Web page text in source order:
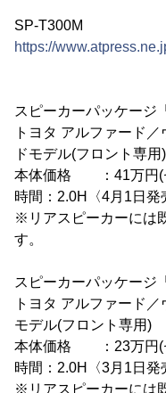
SP-T300M
https://
スピーカーパッケージ
トヨタ アルファード
ドモデル(フロント専用)
本体価格 ：41万円(
時間：2.0H〈4月1日発
※リアスピーカーには
す。
スピーカーパッケージ
トヨタ アルファード
モデル(フロント専用)
本体価格 ：23万円(
時間：2.0H〈3月1日発
※リアスピーカーには